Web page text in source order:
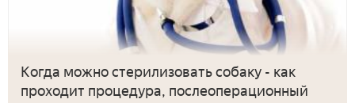
Когда можно стерилизовать собаку - как
проходит процедура, послеоперационный